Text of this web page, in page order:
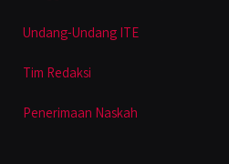
Undang-Undang ITE
Tim Redaksi
Penerimaan Naskah